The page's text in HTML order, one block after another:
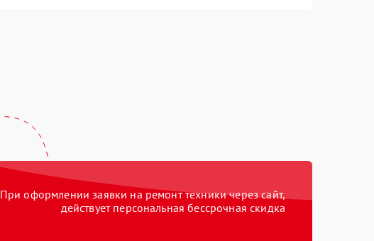
При оформлении заявки на ремонт техники через сайт,
действует персональная бессрочная скидка